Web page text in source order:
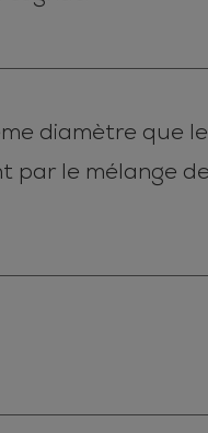
diamètre que
par le mélange